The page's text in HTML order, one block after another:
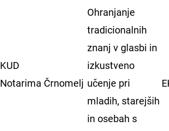
KUD
Notarima Črnomelj
Ohranjanje
tradicionalnih
znanj v glasbi in
izkustveno
učenje pri
mladih, starejših
in osebah s